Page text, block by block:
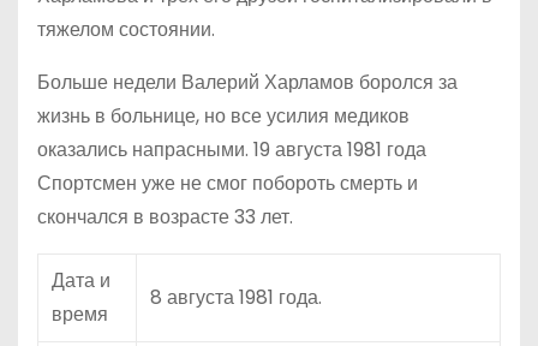
тяжелом состоянии.
Больше недели Валерий Харламов боролся за
жизнь в больнице, но все усилия медиков
оказались напрасными. 19 августа 1981 года
Спортсмен уже не смог побороть смерть и
скончался в возрасте 33 лет.
Дата и
время
8 августа 1981 года.